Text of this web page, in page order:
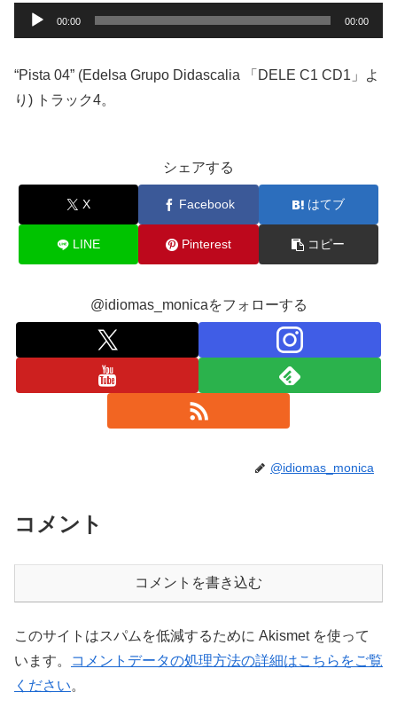
声
00:00 00:00
“Pista 04” (Edelsa Grupo Didascalia 「DELE C1 CD1」よ
り) トラック4。
シェアする
X Facebook はてブ
LINE Pinterest コピー
@idiomas_monicaをフォローする
@idiomas_monica
コメント
コメントを書き込む
このサイトはスパムを低減するために Akismet を使って
います。
コメントデータの処理方法の詳細はこちらをご覧
ください。